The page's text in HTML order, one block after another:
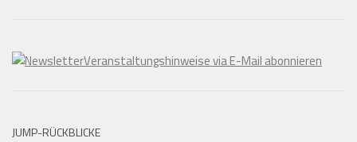
Veranstaltungshinweise via E-Mail abonnieren
JUMP-RÜCKBLICKE